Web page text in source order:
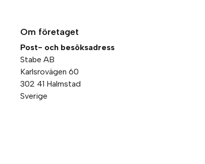
Om företaget
Post- och besöksadress
Stabe AB
Karlsrovägen 60
302 41 Halmstad
Sverige